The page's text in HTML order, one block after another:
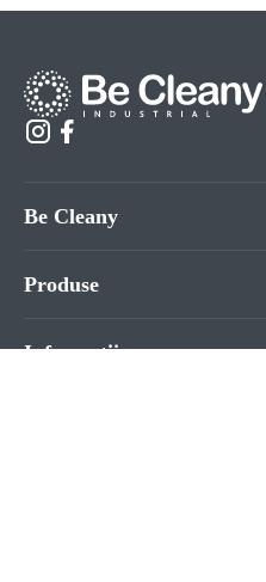
Be Cleany
Produse
Informații